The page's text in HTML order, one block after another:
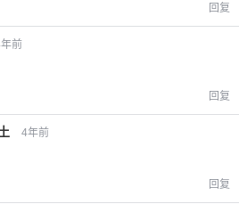
回复
前
回复
4年前
回复